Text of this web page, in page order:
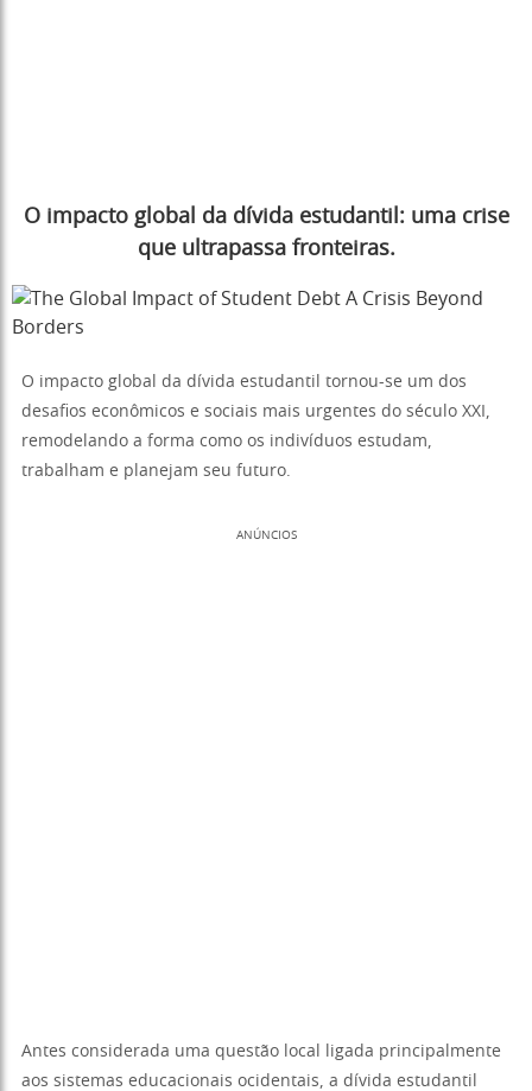
O impacto global da dívida estudantil: uma crise
que ultrapassa fronteiras.
O impacto global da dívida estudantil tornou-se um dos
desafios econômicos e sociais mais urgentes do século XXI,
remodelando a forma como os indivíduos estudam,
trabalham e planejam seu futuro.
ANÚNCIOS
Antes considerada uma questão local ligada principalmente
aos sistemas educacionais ocidentais, a dívida estudantil